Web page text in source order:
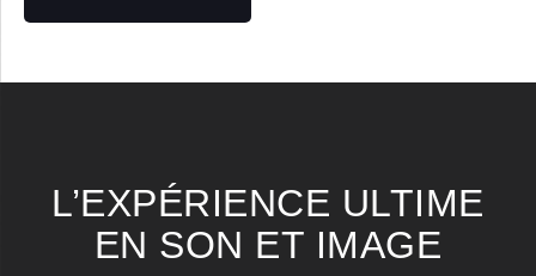
L’EXPÉRIENCE ULTIME
EN SON ET IMAGE